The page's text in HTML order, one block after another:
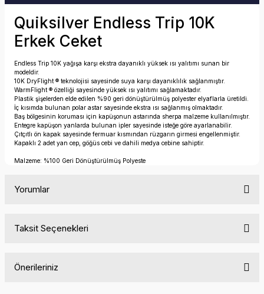
Quiksilver Endless Trip 10K
Erkek Ceket
Endless Trip 10K yağışa karşı ekstra dayanıklı yüksek ısı yalıtımı sunan bir
modeldir.
10K DryFlight ® teknolojisi sayesinde suya karşı dayanıklılık sağlanmıştır.
WarmFlight ® özelliği sayesinde yüksek ısı yalıtımı sağlamaktadır.
Plastik şişelerden elde edilen %90 geri dönüştürülmüş polyester elyaflarla üretildi.
İç kısımda bulunan polar astar sayesinde ekstra ısı sağlanmış olmaktadır.
Baş bölgesinin koruması için kapüşonun astarında sherpa malzeme kullanılmıştır.
Entegre kapüşon yanlarda bulunan ipler sayesinde isteğe göre ayarlanabilir.
Çıtçıtlı ön kapak sayesinde fermuar kısmından rüzgarın girmesi engellenmiştir.
Kapaklı 2 adet yan cep, göğüs cebi ve dahili medya cebine sahiptir.
Malzeme: %100 Geri Dönüştürülmüş Polyeste
Yorumlar
Taksit Seçenekleri
Önerileriniz